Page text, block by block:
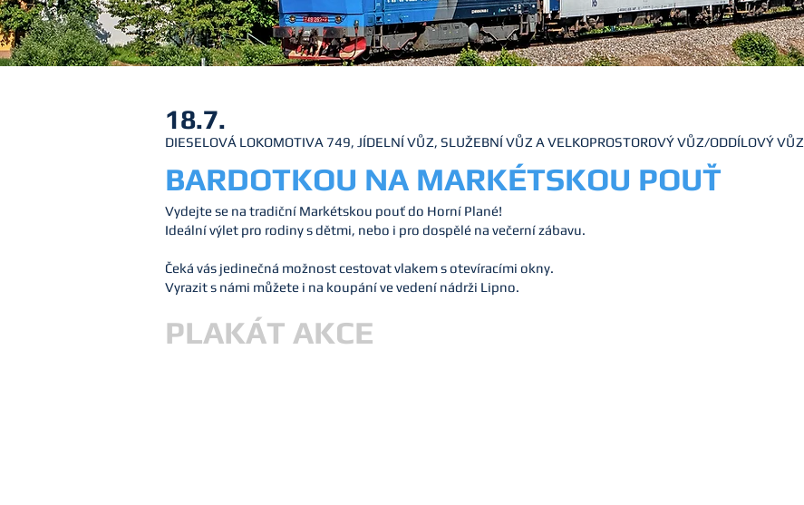
18.7.
DIESELOVÁ LOKOMOTIVA 749, JÍDELNÍ VŮZ, SLUŽEBNÍ VŮZ A VELKOPROSTOROVÝ VŮZ/ODDÍLOVÝ VŮZ
BARDOTKOU NA MARKÉTSKOU POUŤ
Vydejte se na tradiční Markétskou pouť do Horní Plané!
Ideální výlet pro rodiny s dětmi, nebo i pro dospělé na večerní zábavu.
Čeká vás jedinečná možnost cestovat vlakem s otevíracími okny.
Vyrazit s námi můžete i na koupání vevedení nádrži Lipno.
PLAKÁT AKCE